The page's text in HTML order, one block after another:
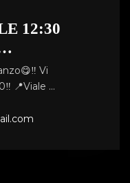
12:30
Vi
📍Viale …